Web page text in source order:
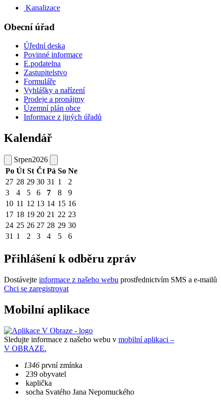
Kanalizace
Obecní úřad
Úřední deska
Povinné informace
E.podatelna
Zastupitelstvo
Formuláře
Vyhlášky a nařízení
Prodeje a pronájmy
Územní plán obce
Informace z jiných úřadů
Kalendář
Srpen2026
Po Út St Čt Pá So Ne
27 28 29 30 31 1
2
3
4 5 6 7 8
9
10 11 12 13 14 15 16
17 18 19 20 21 22 23
24 25 26 27 28 29 30
31 1 2 3 4 5 6
Přihlášení k odběru zpráv
Dostávejte informace z našeho webu prostřednictvím SMS a e-mailů
Chci se zaregistrovat
Mobilní aplikace
Sledujte informace z našeho webu v mobilní aplikaci –
V OBRAZE.
1346 první zmínka
239 obyvatel
kaplička
socha Svatého Jana Nepomuckého